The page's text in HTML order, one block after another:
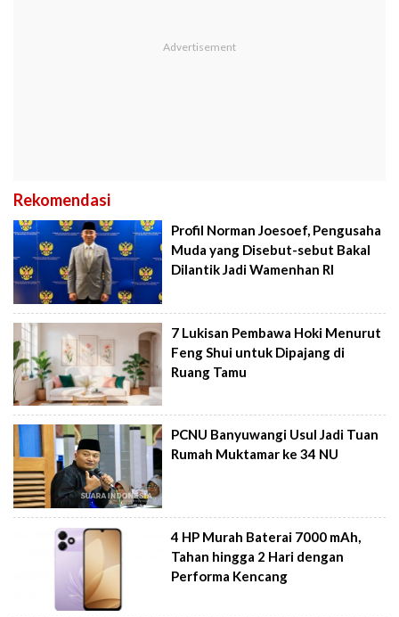
Rekomendasi
Profil Norman Joesoef, Pengusaha
Muda yang Disebut-sebut Bakal
Dilantik Jadi Wamenhan RI
7 Lukisan Pembawa Hoki Menurut
Feng Shui untuk Dipajang di
Ruang Tamu
PCNU Banyuwangi Usul Jadi Tuan
Rumah Muktamar ke 34 NU
4 HP Murah Baterai 7000 mAh,
Tahan hingga 2 Hari dengan
Performa Kencang